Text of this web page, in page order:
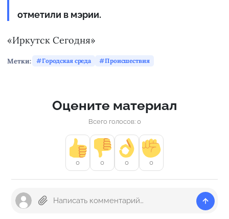
отметили в мэрии.
«Иркутск Сегодня»
Метки: Городская среда Происшествия
Оцените материал
Всего голосов: 0
0 0 0 0